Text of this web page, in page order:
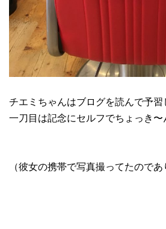
チエミちゃんはブログを読んで予
一刀目は記念にセルフでちょっき〜
（彼女の携帯で写真撮ってたのであ